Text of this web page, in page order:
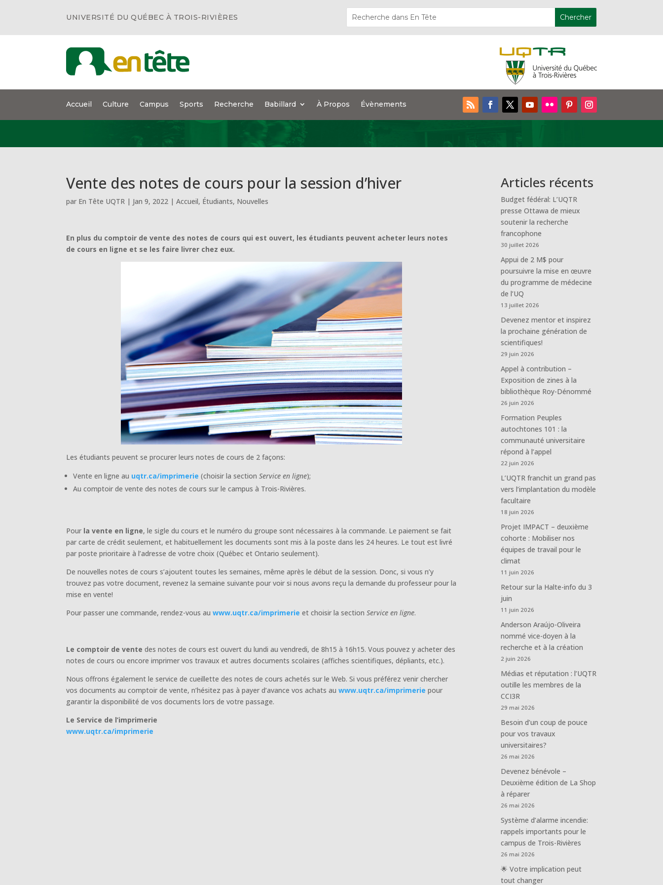
UNIVERSITÉ DU QUÉBEC À TROIS-RIVIÈRES
Accueil Culture Campus Sports Recherche Babillard À Propos Évènements
Vente des notes de cours pour la session d’hiver
par En Tête UQTR | Jan 9, 2022 |Accueil, Étudiants, Nouvelles
En plus du comptoir de vente des notes de cours qui est ouvert, les étudiants peuvent acheter leurs notes
de cours en ligne et se les faire livrer chez eux.
Les étudiants peuvent se procurer leurs notes de cours de 2 façons:
Vente en ligne au uqtr.ca/imprimerie (choisir la sectionService en ligne);
Au comptoir de vente des notes de cours sur le campus à Trois-Rivières.
Pour la vente en ligne, le sigle du cours et le numéro du groupe sont nécessaires à la commande. Le paiement se fait
par carte de crédit seulement, et habituellement les documents sont mis à la poste dans les 24 heures. Le tout est livré
par poste prioritaire à l’adresse de votre choix (Québec et Ontario seulement).
De nouvelles notes de cours s’ajoutent toutes les semaines, même après le début de la session. Donc, si vous n’y
trouvez pas votre document, revenez la semaine suivante pour voir si nous avons reçu la demande du professeur pour la
mise en vente!
Pour passer une commande, rendez-vous auwww.uqtr.ca/imprimerie et choisir la sectionService en ligne.
Le comptoir de vente des notes de cours est ouvert du lundi au vendredi, de 8h15 à 16h15. Vous pouvez y acheter des
notes de cours ou encore imprimer vos travaux et autres documents scolaires (affiches scientifiques, dépliants, etc.).
Nous offrons également le service de cueillette des notes de cours achetés sur le Web. Si vous préférez venir chercher
vos documents au comptoir de vente, n’hésitez pas à payer d’avance vos achats auwww.uqtr.ca/imprimerie pour
garantir la disponibilité de vos documents lors de votre passage.
Le Service de l’imprimerie
www.uqtr.ca/imprimerie
Articles récents
Budget fédéral: L’UQTR
presse Ottawa de mieux
soutenir la recherche
francophone
30 juillet 2026
Appui de 2 M$ pour
poursuivre la mise en œuvre
du programme de médecine
de l’UQ
13 juillet 2026
Devenez mentor et inspirez
la prochaine génération de
scientifiques!
29 juin 2026
Appel à contribution –
Exposition de zines à la
bibliothèque Roy-Dénommé
26 juin 2026
Formation Peuples
autochtones 101 : la
communauté universitaire
répond à l’appel
22 juin 2026
L’UQTR franchit un grand pas
vers l’implantation du modèle
facultaire
18 juin 2026
Projet IMPACT – deuxième
cohorte : Mobiliser nos
équipes de travail pour le
climat
11 juin 2026
Retour sur la Halte-info du 3
juin
11 juin 2026
Anderson Araújo-Oliveira
nommé vice-doyen à la
recherche et à la création
2 juin 2026
Médias et réputation : l’UQTR
outille les membres de la
CCI3R
29 mai 2026
Besoin d’un coup de pouce
pour vos travaux
universitaires?
26 mai 2026
Devenez bénévole –
Deuxième édition de La Shop
à réparer
26 mai 2026
Système d’alarme incendie:
rappels importants pour le
campus de Trois-Rivières
26 mai 2026
🌟 Votre implication peut
tout changer